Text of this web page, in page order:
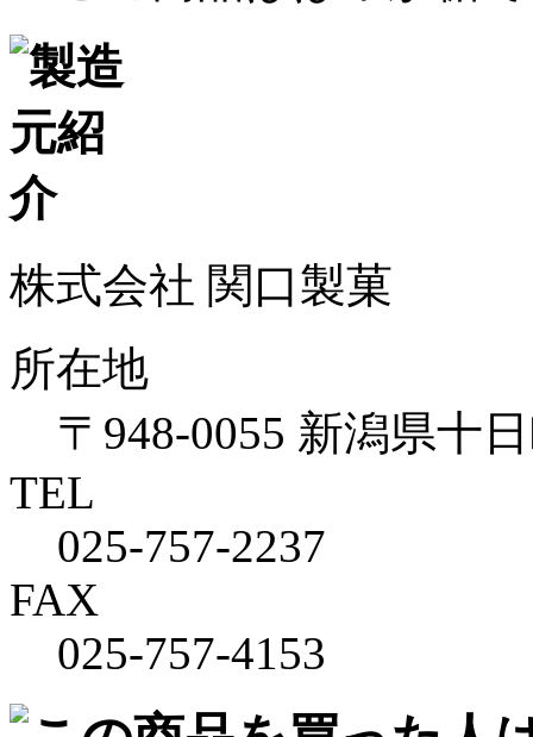
株式会社 関口製菓
所在地
〒948-0055 新潟県十
TEL
025-757-2237
FAX
025-757-4153